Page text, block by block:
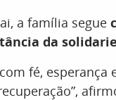
a família segue
da
fé,